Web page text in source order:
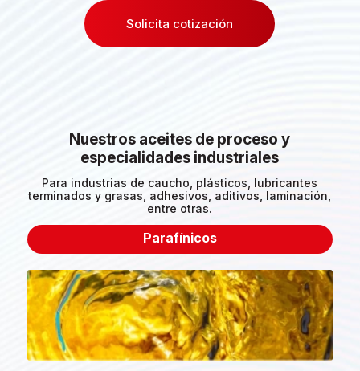
Solicita cotización
Nuestros aceites de proceso y
especialidades industriales
Para industrias de caucho, plásticos, lubricantes
terminados y grasas, adhesivos, aditivos, laminación,
entre otras.
Parafínicos